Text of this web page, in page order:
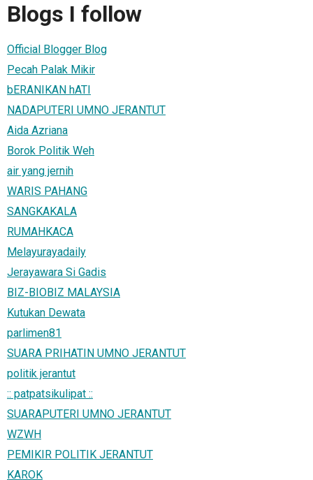
Blogs I follow
Official Blogger Blog
Pecah Palak Mikir
bERANIKAN hATI
NADAPUTERI UMNO JERANTUT
Aida Azriana
Borok Politik Weh
air yang jernih
WARIS PAHANG
SANGKAKALA
RUMAHKACA
Melayurayadaily
Jerayawara Si Gadis
BIZ-BIOBIZ MALAYSIA
Kutukan Dewata
parlimen81
SUARA PRIHATIN UMNO JERANTUT
politik jerantut
:: patpatsikulipat ::
SUARAPUTERI UMNO JERANTUT
WZWH
PEMIKIR POLITIK JERANTUT
KAROK